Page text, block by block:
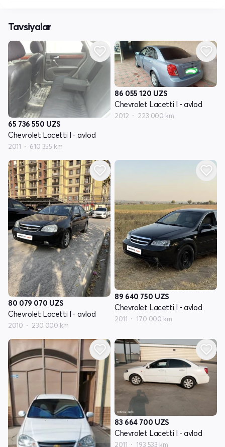
Tavsiyalar
65 736 550 UZS
Chevrolet Lacetti I - avlod
2011 610 355 km
86 055 120 UZS
Chevrolet Lacetti I - avlod
2012 223 000 km
80 079 070 UZS
Chevrolet Lacetti I - avlod
2010 230 000 km
89 640 750 UZS
Chevrolet Lacetti I - avlod
2011 170 000 km
83 664 700 UZS
Chevrolet Lacetti I - avlod
2011 193 533 km